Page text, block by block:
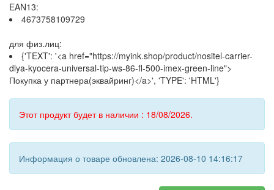
EAN13:
4673758109729
для физ.лиц:
{'TEXT': '<a href="https://myink.shop/product/nositel-carrier-
dlya-kyocera-universal-tip-ws-86-fl-500-imex-green-line">
Покупка у партнера(эквайринг)</a>', 'TYPE': 'HTML'}
Этот продукт будет в наличии : 18/08/2026.
Информация о товаре обновлена: 2026-08-10 14:16:17